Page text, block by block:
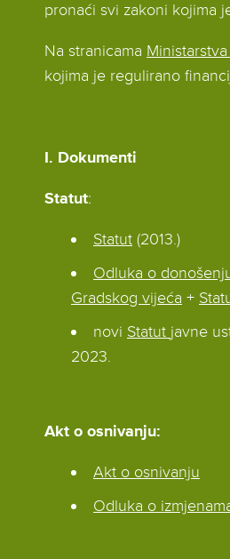
pronaći svi zakoni kojima
Na stranicama
kojima je regulirano
I. Dokumenti
Statut:
Statut (2013.)
Odluka o
Gradskog vijeća +
novi Statut javne
2023.
Akt o osnivanju:
Akt o osnivanju
Odluka o